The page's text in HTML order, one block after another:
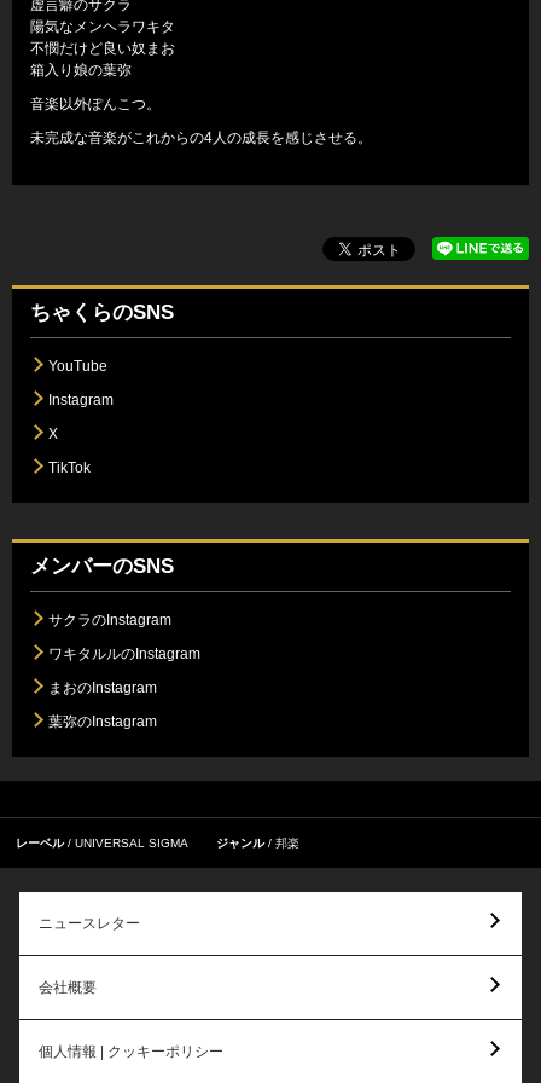
虚言癖のサクラ
陽気なメンヘラワキタ
不憫だけど良い奴まお
箱入り娘の葉弥
音楽以外ぽんこつ。
未完成な音楽がこれからの4人の成長を感じさせる。
ちゃくらのSNS
YouTube
Instagram
X
TikTok
メンバーのSNS
サクラのInstagram
ワキタルルのInstagram
まおのInstagram
葉弥のInstagram
レーベル UNIVERSAL SIGMA ジャンル 邦楽
ニュースレター
会社概要
個人情報 | クッキーポリシー